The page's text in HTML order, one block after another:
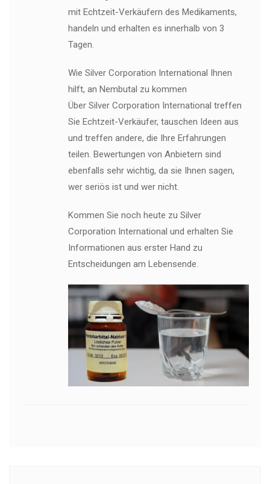
mit Echtzeit-Verkäufern des Medikaments,
handeln und erhalten es innerhalb von 3
Tagen.
Wie Silver Corporation International Ihnen
hilft, an Nembutal zu kommen
Über Silver Corporation International treffen
Sie Echtzeit-Verkäufer, tauschen Ideen aus
und treffen andere, die Ihre Erfahrungen
teilen. Bewertungen von Anbietern sind
ebenfalls sehr wichtig, da sie Ihnen sagen,
wer seriös ist und wer nicht.
Kommen Sie noch heute zu Silver
Corporation International und erhalten Sie
Informationen aus erster Hand zu
Entscheidungen am Lebensende.